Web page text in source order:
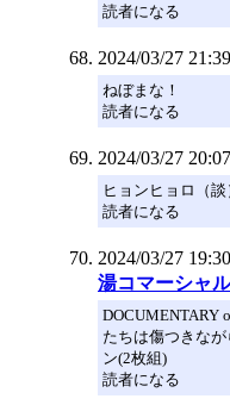
読者になる
2024/03/27
ねぼまな！
読者になる
2024/03/27
ヒョンヒョロ（談
読者になる
2024/03/27
湯コマーシャル
DOCUMENTARY
たちは傷つきな
ン(2枚組)
読者になる